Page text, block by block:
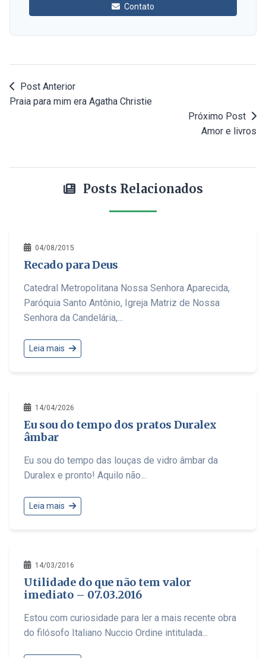
Contato
Post Anterior
Praia para mim era Agatha Christie
Próximo Post
Amor e livros
Posts Relacionados
04/08/2015
Recado para Deus
Catedral Metropolitana Nossa Senhora Aparecida,
Paróquia Santo Antônio, Igreja Matriz de Nossa
Senhora da Candelária,...
Leia mais
14/04/2026
Eu sou do tempo dos pratos Duralex
âmbar
Eu sou do tempo das louças de vidro âmbar da
Duralex e pronto! Aquilo não...
Leia mais
14/03/2016
Utilidade do que não tem valor
imediato – 07.03.2016
Estou com curiosidade para ler a mais recente obra
do filósofo Italiano Nuccio Ordine intitulada...